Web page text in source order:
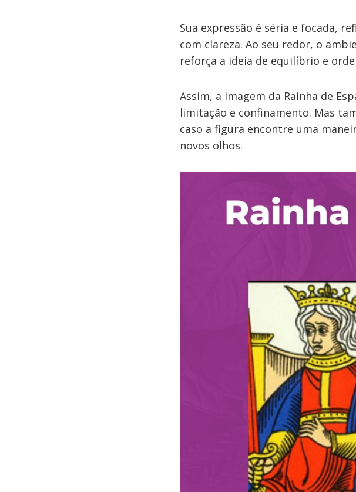
Sua expressão é séria e focada,
com clareza. Ao seu redor, o
reforça a ideia de equilíbrio e
Assim, a imagem da Rainha de
limitação e confinamento. Mas
caso a figura encontre uma
novos olhos.